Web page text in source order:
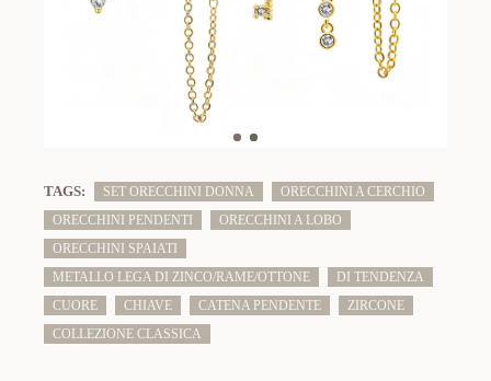
TAGS: SET ORECCHINI DONNA
ORECCHINI A CERCHIO
ORECCHINI PENDENTI
ORECCHINI A LOBO
ORECCHINI SPAIATI
METALLO LEGA DI ZINCO/RAME/OTTONE
DI TENDENZA
CUORE
CHIAVE CATENA PENDENTE
ZIRCONE
COLLEZIONE CLASSICA